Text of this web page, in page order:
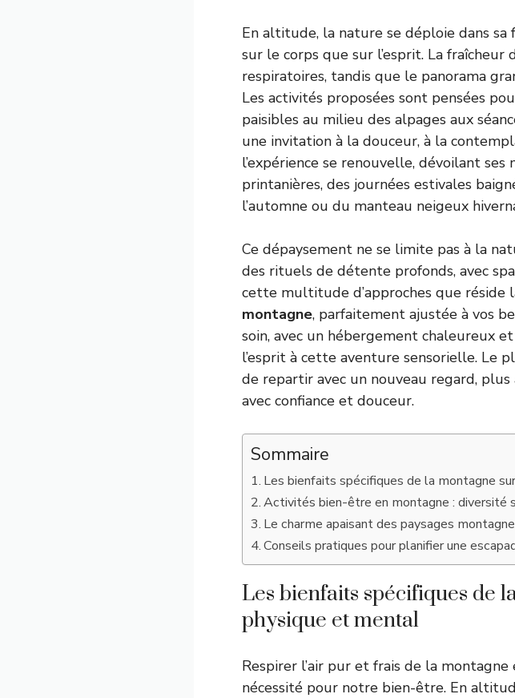
En altitude, la nature se déploie dans
sur le corps que sur l’esprit. La
respiratoires, tandis que le panorama
Les activités proposées sont pensées
paisibles au milieu des alpages aux
une invitation à la douceur, à la
l’expérience se renouvelle, dévoilant ses
printanières, des journées estivales
l’automne ou du manteau neigeux
Ce dépaysement ne se limite pas à la
des rituels de détente profonds, avec
cette multitude d’approches que réside
montagne, parfaitement ajustée à vos
soin, avec un hébergement chaleureux
l’esprit à cette aventure sensorielle. Le
de repartir avec un nouveau regard,
avec confiance et douceur.
Sommaire
Les bienfaits spécifiques de la montagne
Activités bien-être en montagne : diversité
Le charme apaisant des paysages
Conseils pratiques pour planifier une
Les bienfaits spécifiques de
physique et mental
Respirer l’air pur et frais de la
nécessité pour notre bien-être. En